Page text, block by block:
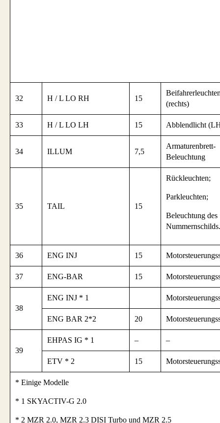
32 H / L LO RH 15
(rechts)
33 H / L LO LH 15 Abblendlicht
34 ILLUM 7,5
Armaturenbrett-
Beleuchtung
35 TAIL 15
Rückleuchten;
Parkleuchten;
Beleuchtung des
Nummernschilds.
36 ENG INJ 15
37 ENG-BAR 15
38
ENG INJ * 1
ENG BAR 2*2 20
39
EHPAS IG * 1 – –
ETV * 2 15
* Einige Modelle
* 1 SKYACTIV-G 2.0
* 2 MZR 2.0, MZR 2.3 DISI Turbo und MZR 2.5